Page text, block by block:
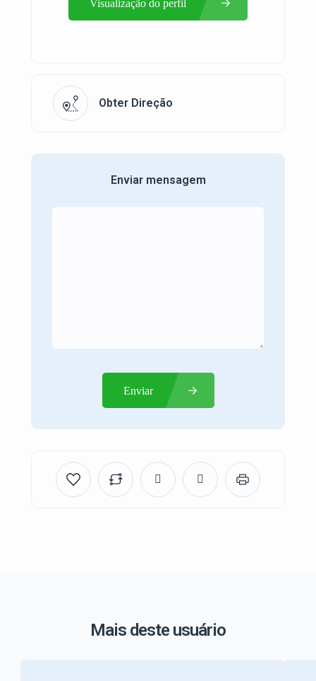
Visualização do perfil
Obter Direção
Enviar mensagem
Enviar
Mais deste usuário